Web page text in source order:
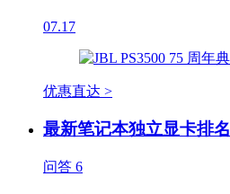
07.17
优惠直达 >
最新笔记本独立显卡排名
问答 6